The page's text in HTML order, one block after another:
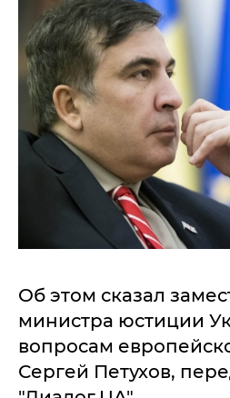
Об этом сказал
министра юстиции
вопросам
Сергей Петухов,